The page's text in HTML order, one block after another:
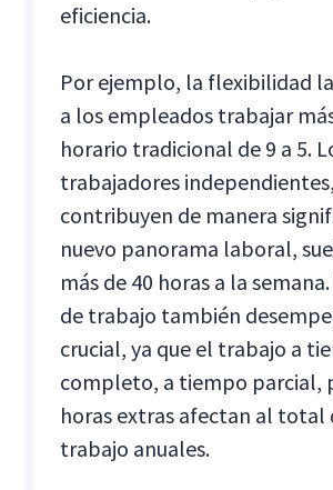
eficiencia.
Por ejemplo, la flexibilidad
a los empleados trabajar
horario tradicional de 9 a 5.
trabajadores
contribuyen de manera
nuevo panorama laboral,
más de 40 horas a la
de trabajo también
crucial, ya que el trabajo a
completo, a tiempo parcial,
horas extras afectan al total
trabajo anuales.